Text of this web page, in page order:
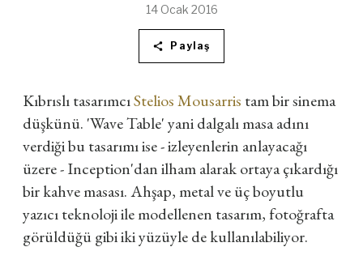
14 Ocak 2016
Paylaş
Kıbrıslı tasarımcıStelios Mousarris tam bir sinema
düşkünü. 'Wave Table' yani dalgalı masa adını
verdiği bu tasarımı ise - izleyenlerin anlayacağı
üzere - Inception'dan ilham alarak ortaya çıkardığı
bir kahve masası. Ahşap, metal ve üç boyutlu
yazıcı teknoloji ile modellenen tasarım, fotoğrafta
görüldüğü gibi iki yüzüyle de kullanılabiliyor.